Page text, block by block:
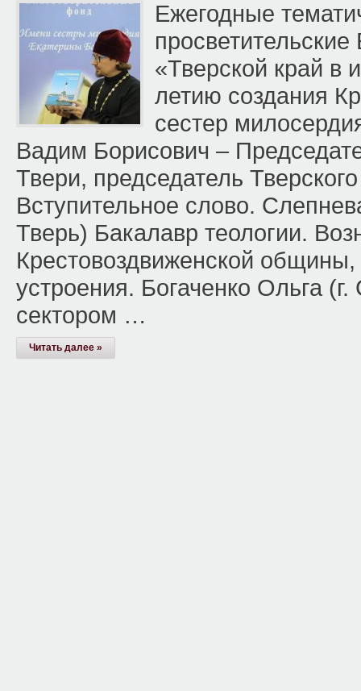
Ежегодные
«Тверской край в
летию создания
сестер
Вадим Борисович –
Твери, председатель
Вступительное слово.
Тверь) Бакалавр теологии.
Крестовоздвиженской
устроения. Богаченко Ольга
сектором …
Читать далее »